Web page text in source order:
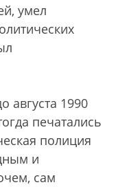
умел
августа 1990
печатались
полиция
и
сам